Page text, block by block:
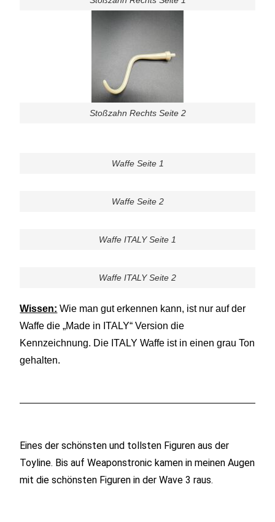
Stoßzahn Rechts Seite 2
Waffe Seite 1
Waffe Seite 2
Waffe ITALY Seite 1
Waffe ITALY Seite 2
Wissen: Wie man gut erkennen kann, ist nur auf der
Waffe die „Made in ITALY“ Version die
Kennzeichnung. Die ITALY Waffe ist in einen grau Ton
gehalten.
Eines der schönsten und tollsten Figuren aus der
Toyline. Bis auf Weaponstronic kamen in meinen Augen
mit die schönsten Figuren in der Wave 3 raus.